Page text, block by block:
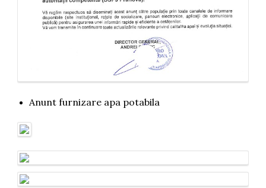
Anunt furnizare apa potabila